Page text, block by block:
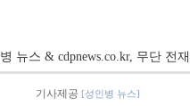
뉴스 & cdpnews.co.kr, 무단 전
기사제공 [성인병 뉴스]